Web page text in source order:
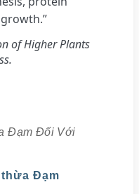
of Higher Plants
Đạm Đối Với
Đạm